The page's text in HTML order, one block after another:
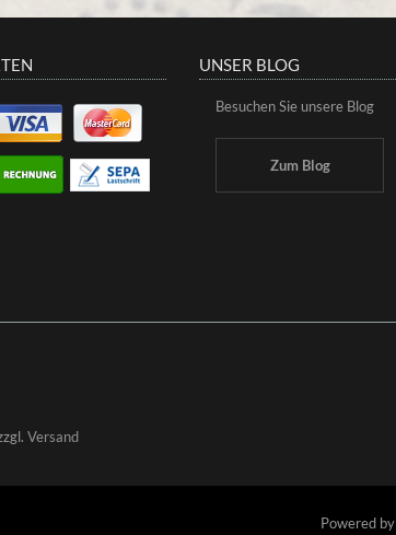
UNSER BLOG
Besuchen Sie unsere Blog
Zum Blog
Versand
Powered by